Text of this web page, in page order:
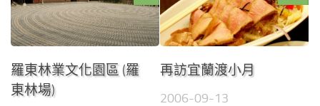
羅東林業文化園區 (羅
東林場)
再訪宜蘭渡小月
2006-09-13